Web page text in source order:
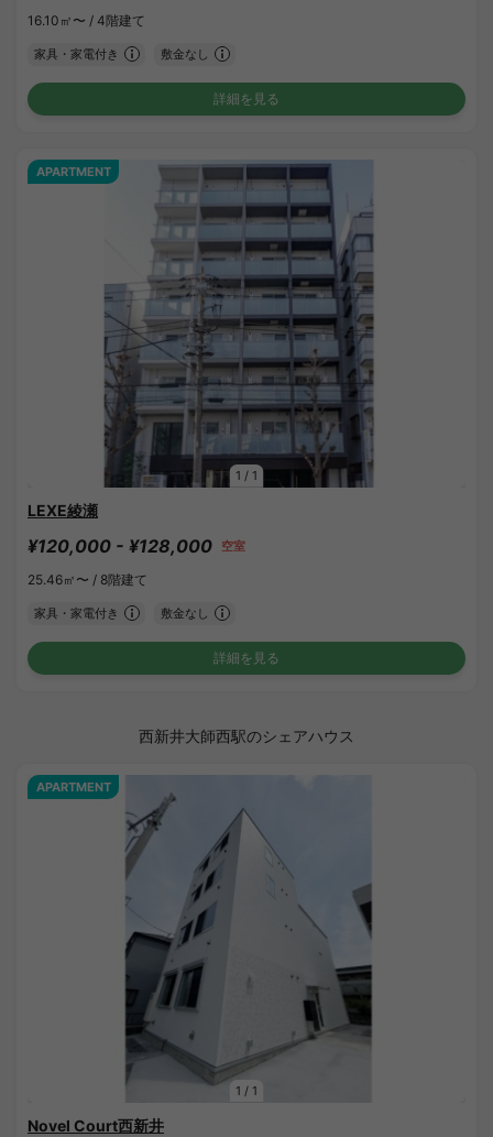
16.10㎡〜 / 4階建て
家具・家電付き 敷金なし
詳細を見る
1 / 1
APARTMENT
LEXE綾瀬
¥120,000 - ¥128,000 空室
25.46㎡〜 / 8階建て
家具・家電付き 敷金なし
詳細を見る
西新井大師西駅のシェアハウス
1 / 1
APARTMENT
Novel Court西新井